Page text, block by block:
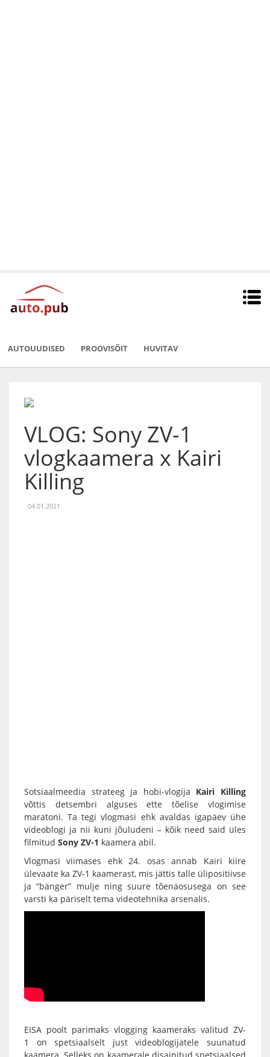
AUTOUUDISED PROOVISÕIT HUVITAV
VLOG: Sony ZV-1
vlogkaamera x Kairi
Killing
04.01.2021
Sotsiaalmeedia strateeg ja hobi-vlogija Kairi Killing
võttis detsembri alguses ette tõelise vlogimise
maratoni. Ta tegi vlogmasi ehk avaldas igapäev ühe
videoblogi ja nii kuni jõuludeni – kõik need said üles
filmitud Sony ZV-1 kaamera abil.
Vlogmasi viimases ehk 24. osas annab Kairi kiire
ülevaate ka ZV-1 kaamerast, mis jättis talle ülipositiivse
ja “bänger” mulje ning suure tõenäosusega on see
varsti ka päriselt tema videotehnika arsenalis.
EISA poolt parimaks vlogging kaameraks valitud ZV-
1
on spetsiaalselt just videoblogijatele suunatud